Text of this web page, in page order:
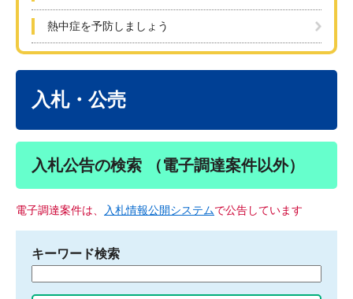
熱中症を予防しましょう
入札・公売
入札公告の検索 （電子調達案件以外）
電子調達案件は、 入札情報公開システムで公告しています
キーワード検索